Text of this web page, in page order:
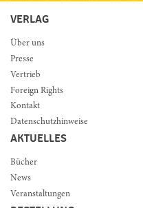
VERLAG
Über uns
Presse
Vertrieb
Foreign Rights
Kontakt
Datenschutzhinweise
AKTUELLES
Bücher
News
Veranstaltungen